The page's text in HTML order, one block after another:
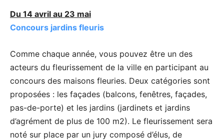
Du 14 avril au 23 mai
Concours jardins fleuris
Comme chaque année, vous pouvez être un des
acteurs du fleurissement de la ville en participant au
concours des maisons fleuries. Deux catégories sont
proposées : les façades (balcons, fenêtres, façades,
pas-de-porte) et les jardins (jardinets et jardins
d’agrément de plus de 100 m2). Le fleurissement sera
noté sur place par un jury composé d’élus, de